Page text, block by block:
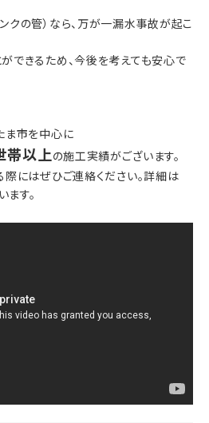
クの管）なら、万が一漏水事故が起こ
できるため、今後を考えても安心で
ま市を中心に
帯以上の施工実績がございます。
際にはぜひご連絡ください。詳細は
す。